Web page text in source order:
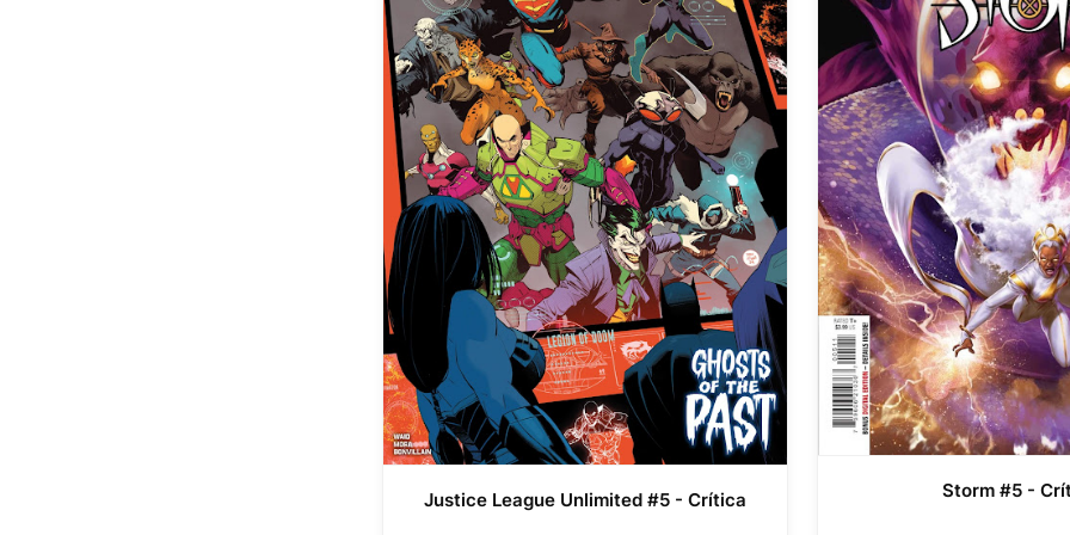
Justice League Unlimited #5 - Crítica Storm #5 -